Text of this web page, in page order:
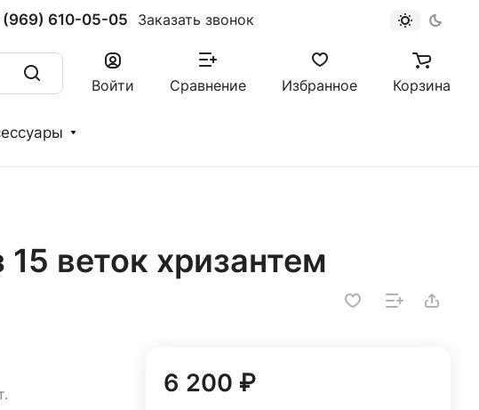
(969) 610-05-05 Заказать звонок
Войти Сравнение Избранное Корзина
15 веток хризантем
6 200 ₽